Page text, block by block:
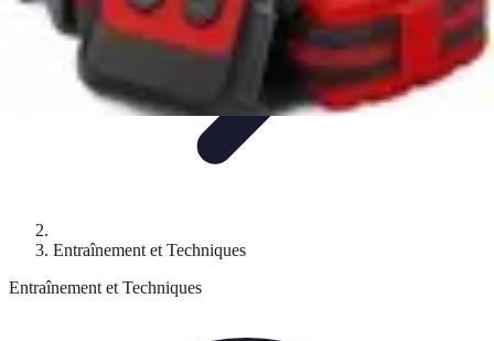
Entraînement et Techniques
Entraînement et Techniques